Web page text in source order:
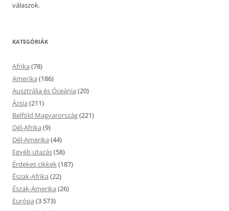
válaszok.
KATEGÓRIÁK
Afrika (78)
Amerika (186)
Ausztrália és Óceánia (20)
Ázsia (211)
Belföld Magyarország(221)
Dél-Afrika (9)
Dél-Amerika (44)
Egyéb utazás(58)
Érdekes cikkek(187)
Észak-Afrika (22)
Észak-Amerika (26)
Európa (3 573)